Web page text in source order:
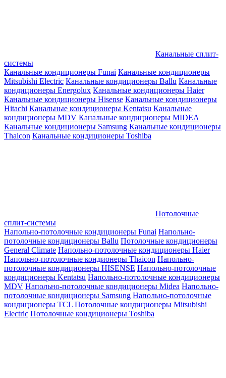
Канальные сплит-
системы
Канальные кондиционеры Funai Канальные кондиционеры
Mitsubishi Electric Канальные кондиционеры Ballu Канальные
кондиционеры Energolux Канальные кондиционеры Haier
Канальные кондиционеры Hisense Канальные кондиционеры
Hitachi Канальные кондиционеры Kentatsu Канальные
кондиционеры MDV Канальные кондиционеры MIDEA
Канальные кондиционеры Samsung Канальные кондиционеры
Thaicon Канальные кондиционеры Toshiba
Потолочные
сплит-системы
Напольно-потолочные кондиционеры Funai Напольно-
потолочные кондиционеры Ballu Потолочные кондиционеры
General Climate Напольно-потолочные кондиционеры Haier
Напольно-потолочные кондионеры Thaicon Напольно-
потолочные кондиционеры HISENSE Напольно-потолочные
кондиционеры Kentatsu Напольно-потолочные кондиционеры
MDV Напольно-потолочные кондиционеры Midea Напольно-
потолочные кондиционеры Samsung Напольно-потолочные
кондиционеры TCL Потолочные кондиционеры Mitsubishi
Electric Потолочные кондиционеры Toshiba